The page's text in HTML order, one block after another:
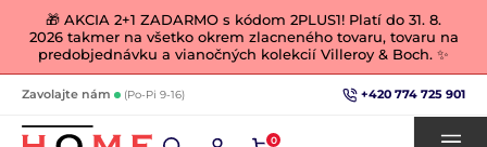
🎁 AKCIA 2+1 ZADARMO s kódom 2PLUS1! Platí do 31. 8.
2026 takmer na všetko okrem zlacneného tovaru, tovaru na
predobjednávku a vianočných kolekcií Villeroy & Boch. ✨
Zavolajte nám (Po-Pi 9-16) +420 774 725 901
0